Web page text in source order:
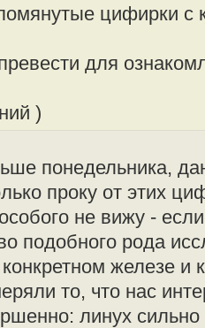
цифирки с
для
)
понедельника,
проку от этих
не вижу -
подобного рода
железе
то, что нас
линух сильно